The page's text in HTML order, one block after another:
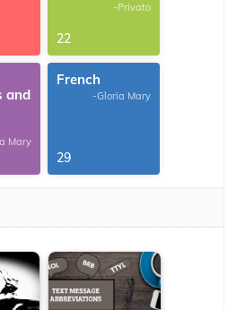
-Privato
22
and
Mary
French
-Gloria Mary
29